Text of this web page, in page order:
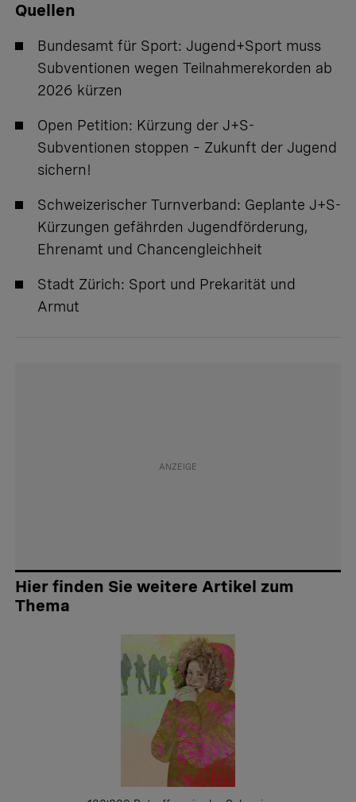
Quellen
Bundesamt für Sport: Jugend+Sport muss
Subventionen wegen Teilnahmerekorden ab
2026 kürzen
Open Petition: Kürzung der J+S-
Subventionen stoppen – Zukunft der Jugend
sichern!
Schweizerischer Turnverband: Geplante J+S-
Kürzungen gefährden Jugendförderung,
Ehrenamt und Chancengleichheit
Stadt Zürich: Sport und Prekarität und
Armut
Hier finden Sie weitere Artikel zum
Thema